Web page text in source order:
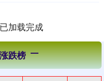
加载完成
跌榜